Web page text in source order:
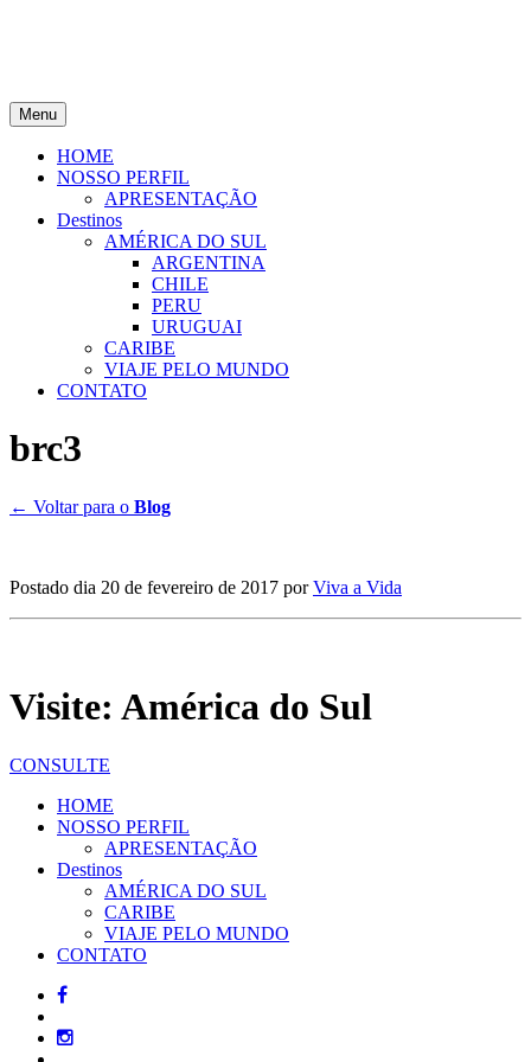
Menu
HOME
NOSSO PERFIL
APRESENTAÇÃO
Destinos
AMÉRICA DO SUL
ARGENTINA
CHILE
PERU
URUGUAI
CARIBE
VIAJE PELO MUNDO
CONTATO
brc3
← Voltar para o Blog
Postado dia 20 de fevereiro de 2017 porViva a Vida
Visite: América do Sul
CONSULTE
HOME
NOSSO PERFIL
APRESENTAÇÃO
Destinos
AMÉRICA DO SUL
CARIBE
VIAJE PELO MUNDO
CONTATO